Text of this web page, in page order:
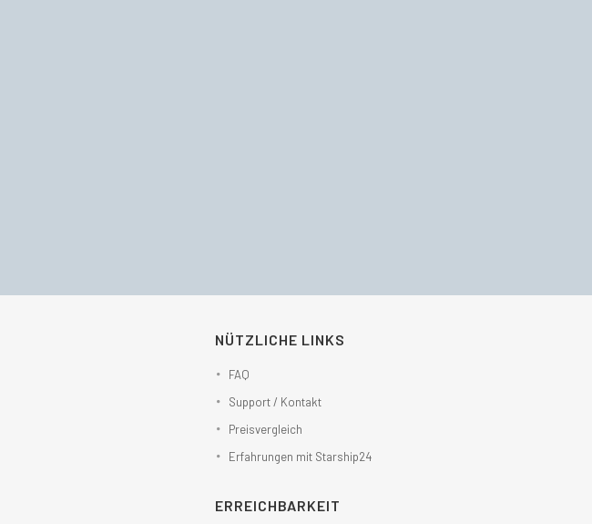
NÜTZLICHE LINKS
FAQ
Support / Kontakt
Preisvergleich
Erfahrungen mit Starship24
ERREICHBARKEIT